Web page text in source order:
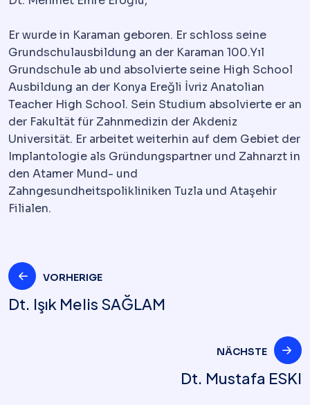
Er wurde in Karaman geboren. Er schloss seine
Grundschulausbildung an der Karaman 100.Yıl
Grundschule ab und absolvierte seine High School
Ausbildung an der Konya Ereğli İvriz Anatolian
Teacher High School. Sein Studium absolvierte er an
der Fakultät für Zahnmedizin der Akdeniz
Universität. Er arbeitet weiterhin auf dem Gebiet der
Implantologie als Gründungspartner und Zahnarzt in
den Atamer Mund- und
Zahngesundheitspolikliniken Tuzla und Ataşehir
Filialen.
Beitrags-
Navigation
VORHERIGE
Dt. Işık Melis SAĞLAM
NÄCHSTE
Dt. Mustafa ESKI